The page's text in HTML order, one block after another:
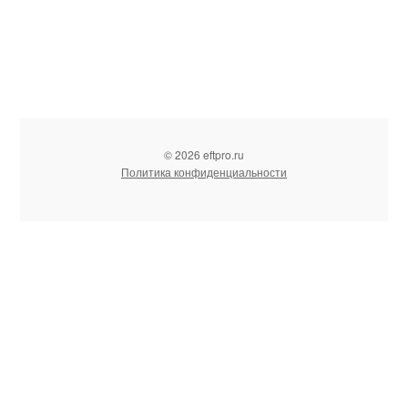
© 2026 eftpro.ru
Политика конфиденциальности